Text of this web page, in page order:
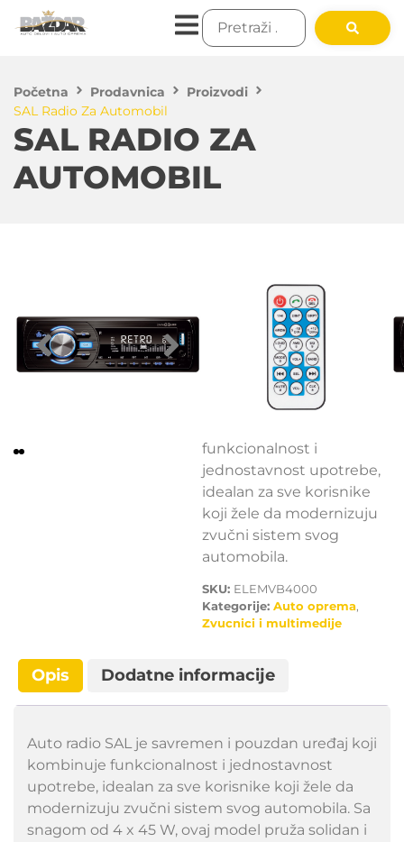
Početna Prodavnica
Proizvodi
SAL Radio Za Automobil
SAL RADIO ZA
AUTOMOBIL
4,800.00
DODAJ U KORPU
Auto radio SAL je
savremen i pouzdan
funkcionalnost i
jednostavnost upotrebe,
idealan za sve korisnike
koji žele da modernizuju
zvučni sistem svog
automobila.
SKU: ELEMVB4000
Kategorije: Auto oprema,
Zvucnici i multimedije
Opis Dodatne informacije
Auto radio SAL je savremen i pouzdan uređaj koji
kombinuje funkcionalnost i jednostavnost
upotrebe, idealan za sve korisnike koji žele da
modernizuju zvučni sistem svog automobila. Sa
snagom od 4 x 45 W, ovaj model pruža solidan i